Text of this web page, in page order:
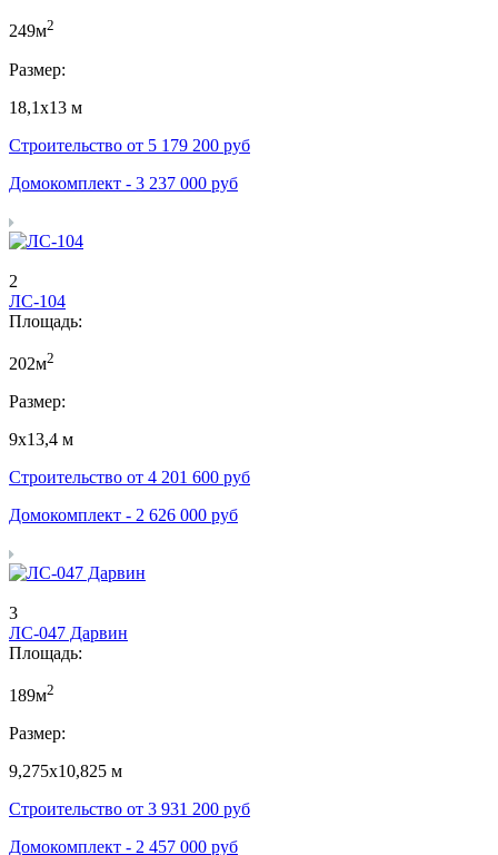
249м2
Размер:
18,1х13 м
Строительство от 5 179 200 руб
Домокомплект - 3 237 000 руб
2
ЛС-104
Площадь:
202м2
Размер:
9х13,4 м
Строительство от 4 201 600 руб
Домокомплект - 2 626 000 руб
3
ЛС-047 Дарвин
Площадь:
189м2
Размер:
9,275х10,825 м
Строительство от 3 931 200 руб
Домокомплект - 2 457 000 руб